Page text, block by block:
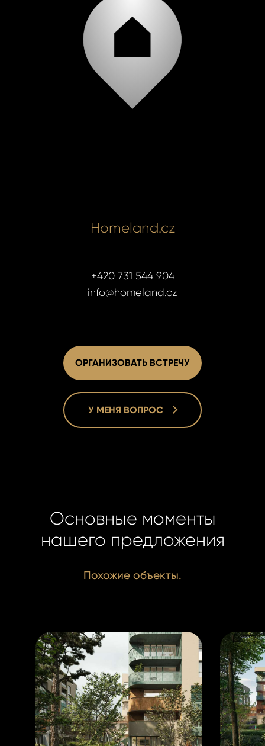
Homeland.cz
+420 731 544 904
info@homeland.cz
ОРГАНИЗОВАТЬ ВСТРЕЧУ
У МЕНЯ ВОПРОС
Основные моменты
нашего предложения
Похожие объекты.